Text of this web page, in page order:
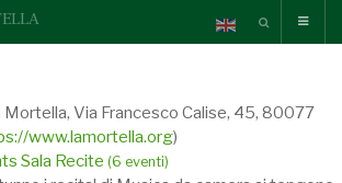
Mortella, Via Francesco Calise, 45, 80077
www.lamortella.org)
Sala Recite (6 eventi)